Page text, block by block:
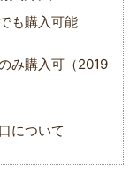
も購入可能
み購入可（2019
について